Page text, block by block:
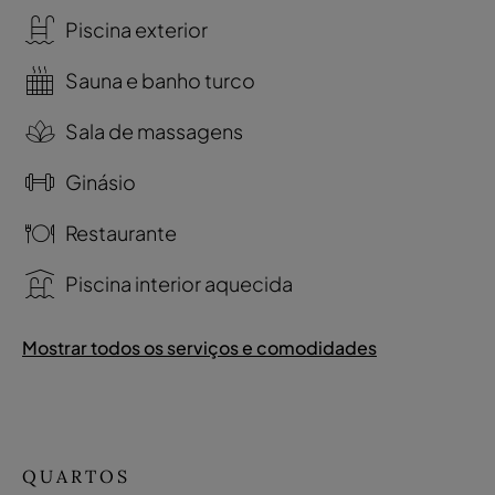
Piscina exterior
Sauna e banho turco
Sala de massagens
Ginásio
Restaurante
Piscina interior aquecida
Mostrar todos os serviços e comodidades
QUARTOS